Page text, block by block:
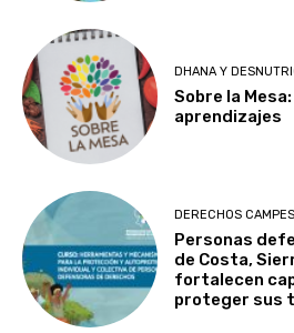
DHANA Y
Sobre la
aprendizajes
DERECHOS
Personas
de Costa,
fortalecen
proteger sus